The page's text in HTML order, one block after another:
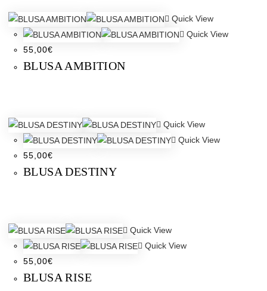
Quick View
Quick View
55,00€
BLUSA AMBITION
Quick View
Quick View
55,00€
BLUSA DESTINY
Quick View
Quick View
55,00€
BLUSA RISE